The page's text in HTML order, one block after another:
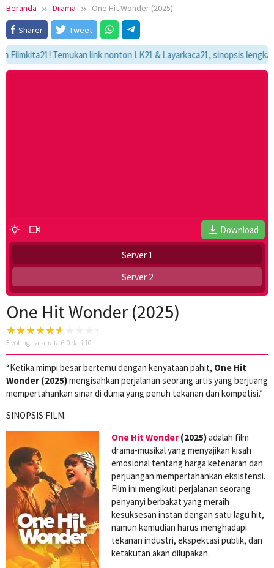
Beranda Drama
One Hit Wonder (2025)
Sharer
Tweet
Temukan link nonton LK21 & Layarkaca21, sinopsis
Download
Server 1
Server 2
One Hit Wonder (2025)
3 voting, rata-rata 6.0 dari 10
“Ketika mimpi besar bertemu dengan kenyataan pahit, One Hit
Wonder (2025)mengisahkan perjalanan seorang artis yang berjuang
mempertahankan sinar di dunia yang penuh tekanan dan kompetisi.”
SINOPSIS FILM:
One Hit Wonder (2025)adalah film
drama-musikal yang menyajikan kisah
emosional tentang harga ketenaran dan
perjuangan mempertahankan eksistensi.
Film ini mengikuti perjalanan seorang
penyanyi berbakat yang meraih
kesuksesan instan dengan satu lagu hit,
namun kemudian harus menghadapi
tekanan industri, ekspektasi publik, dan
ketakutan akan dilupakan.